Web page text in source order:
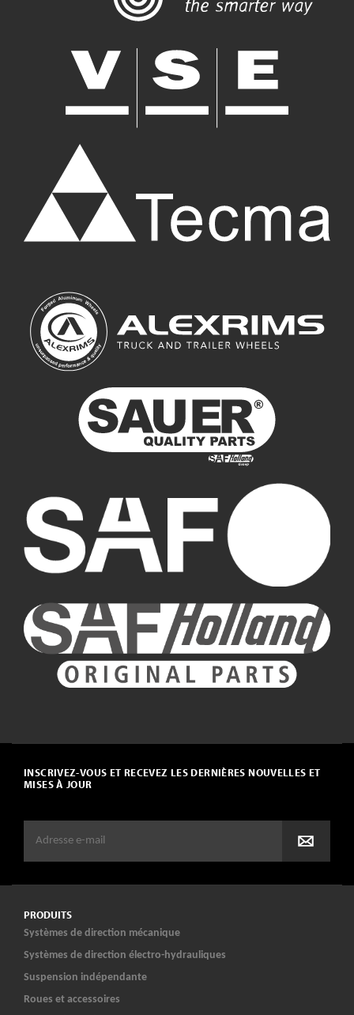
INSCRIVEZ-VOUS ET RECEVEZ LES DERNIÈRES NOUVELLES ET
MISES À JOUR
PRODUITS
Systèmes de direction mécanique
Systèmes de direction électro-hydrauliques
Suspension indépendante
Roues et accessoires